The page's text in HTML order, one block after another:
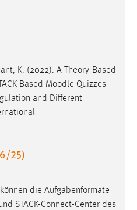
K. (2022). A Theory-Based
Based Moodle Quizzes
and Different
25)
die Aufgabenformate
STACK-Connect-Center des